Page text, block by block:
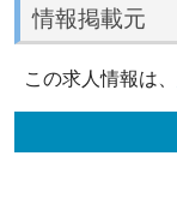
情報掲載元
この求人情報は、